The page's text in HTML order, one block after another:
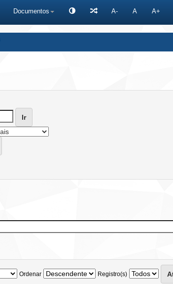
Documentos A- A A+
Ordenar Registro(s)